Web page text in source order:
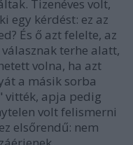
Tizenéves volt,
egy kérdést: ez az
És ő azt felelte, az
terhe alatt,
volna, ha azt
a másik sorba
vitték, apja pedig
volt felismerni
elsőrendű: nem